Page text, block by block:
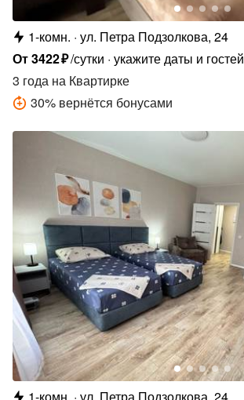
1-комн. ул. Петра Подзолкова, 24
От3422₽/сутки укажите даты и гостей
3 года на Квартирке
30% вернётся бонусами